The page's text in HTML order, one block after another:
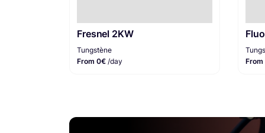
Fresnel 2KW
Tungstène
From 0€ /day